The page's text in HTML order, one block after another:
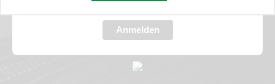
Anmelden